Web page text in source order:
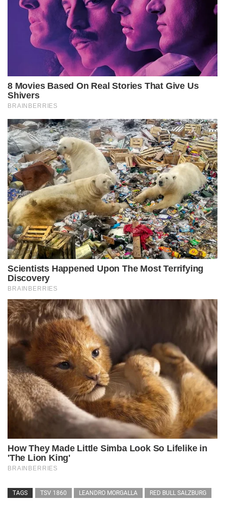
TAGS TSV 1860 LEANDRO MORGALLA RED BULL SALZBURG